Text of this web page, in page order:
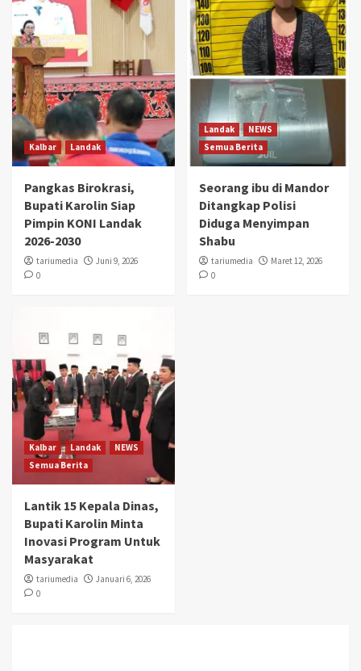
Kalbar Landak
Pangkas Birokrasi,
Bupati Karolin Siap
Pimpin KONI Landak
2026-2030
tariumedia
Juni 9, 2026
0
Landak
NEWS
Semua Berita
Seorang ibu di Mandor
Ditangkap Polisi
Diduga Menyimpan
Shabu
tariumedia
Maret 12, 2026
0
Kalbar Landak
NEWS
Semua Berita
Lantik 15 Kepala Dinas,
Bupati Karolin Minta
Inovasi Program Untuk
Masyarakat
tariumedia
Januari 6, 2026
0